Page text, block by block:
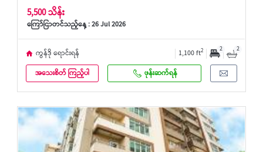
5,500 သိန်း
ကြော်ငြာတင်သည့်နေ့ : 26 Jul 2026
ကွန်ဒို ရောင်းရန် 1,100 ft2 2 2
အသေးစိတ် ကြည့်ပါ ဖုန်းဆက်ရန်